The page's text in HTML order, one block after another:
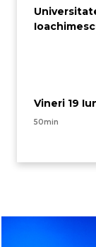
Vineri 19
50min